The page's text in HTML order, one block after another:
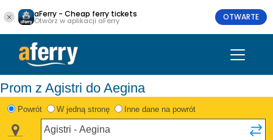
aFerry - Cheap ferry tickets
Otwórz w aplikacji aFerry OTWARTE
Prom z Agistri do Aegina
Powrót W jedną stronę Inne dane na powrót